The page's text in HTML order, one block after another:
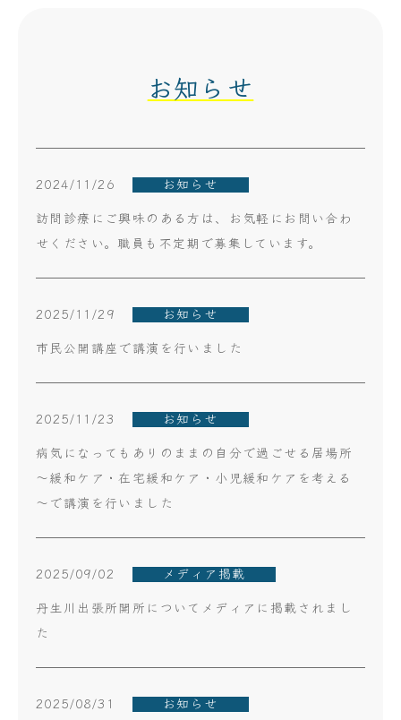
お知らせ
2024/11/26
お知らせ
訪問診療にご興味のある方は、お気軽にお問い合わ
せください。職員も不定期で募集しています。
2025/11/29
お知らせ
市民公開講座で講演を行いました
2025/11/23
お知らせ
病気になってもありのままの自分で過ごせる居場所
～緩和ケア・在宅緩和ケア・小児緩和ケアを考える
～で講演を行いました
2025/09/02
メディア掲載
丹生川出張所開所についてメディアに掲載されまし
た
2025/08/31
お知らせ